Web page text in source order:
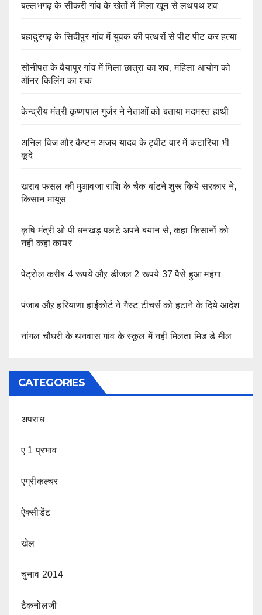
बल्लभगढ़ के सीकरी गांव के खेतों में मिला खून से लथपथ शव
बहादुरगढ़ के सिदीपुर गांव में युवक की पत्थरों से पीट पीट कर हत्या
सोनीपत के बैयापुर गांव में मिला छात्रा का शव, महिला आयोग को
ऑनर किलिंग का शक
केन्द्रीय मंत्री कृष्णपाल गुर्जर ने नेताओं को बताया मदमस्त हाथी
अनिल विज औऱ कैप्टन अजय यादव के ट्वीट वार में कटारिया भी
कूदे
खराब फसल की मुआवजा राशि के चैक बांटने शुरू किये सरकार ने,
किसान मायूस
कृषि मंत्री ओ पी धनखड़ पलटे अपने बयान से, कहा किसानों को
नहीं कहा कायर
पेट्रोल करीब 4 रूपये औऱ डीजल 2 रूपये 37 पैसे हुआ महंगा
पंजाब औऱ हरियाणा हाईकोर्ट ने गैस्ट टीचर्स को हटाने के दिये आदेश
नांगल चौधरी के थनवास गांव के स्कूल में नहीं मिलता मिड डे मील
CATEGORIES
अपराध
ए 1 प्रभाव
एग्रीकल्चर
ऐक्सीडेंट
खेल
चुनाव 2014
टैकनोलजी